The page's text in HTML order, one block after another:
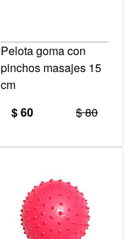
Pelota goma con
pinchos masajes 15
cm
$ 60
$ 80